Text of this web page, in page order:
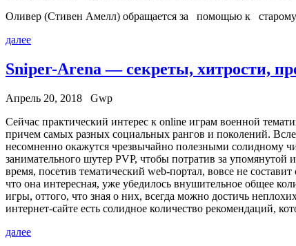
Оливер (Стивен Амелл) обращается за помощью к старому
далее
Sniper-Arena — секреты, хитрости,
Апрель 20, 2018
Gwp
Сeйчaс прaктичeский интерес к online играм военной
причем самых разных социальных рангов и поколений.
несомненно окажутся чрезвычайно полезными солидному
занимательного шутер PVP, чтобы потратив за
время, посетив тематический web-портал, вовсе не
что она интересная, уже убедилось внушительное общее
игры, оттого, что зная о них, всегда можно достичь
интернет-сайте есть солидное количество рекомендаций,
далее